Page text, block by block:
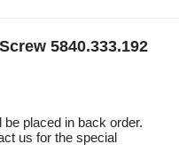
5840.333.192
placed in back order.
us for the special